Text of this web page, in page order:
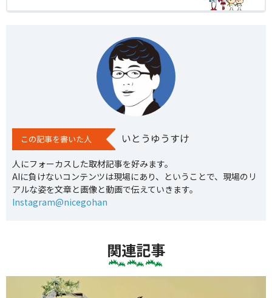
この記事を書いた人 いとうゆうすけ
人にフォーカスした取材記事を好みます。
AIに負けないコンテンツは現場にあり、ということで、現場のリ
アルな姿を文章と画像と動画で伝えていきます。
Instagram@nicegohan
関連記事